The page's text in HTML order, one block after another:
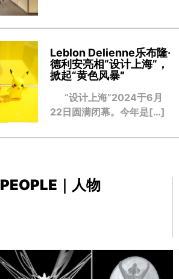
Leblon Delienne乐布隆·
德利安亮相“设计上海”，
掀起“黄色风暴”
“设计上海”2024于6月
22日圆满闭幕。今年是[…]
PEOPLE｜人物